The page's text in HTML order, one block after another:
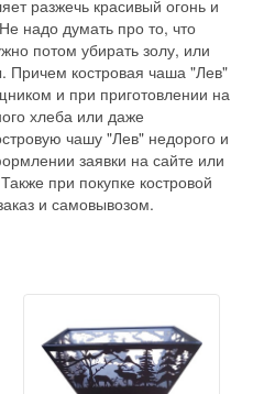
разжечь красивый огонь и
надо думать про то, что
потом убирать золу, или
Причем костровая чаша "Лев"
и при приготовлении на
хлеба или даже
чашу "Лев" недорого и
заявки на сайте или
при покупке костровой
и самовывозом.